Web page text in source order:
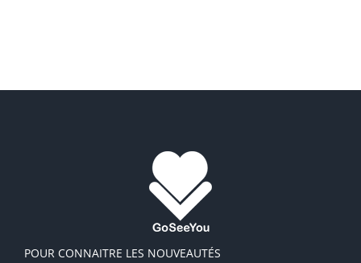
POUR CONNAITRE LES NOUVEAUTÉS